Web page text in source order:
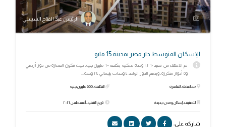
الرئيس عبد الفتاح السيسي
الإسكان المتوسط دار مصر بمدينة 15 مايو
تم الانتهاء من تنفيذ ١,٢٦٠ وحدة سكنية بتكلفة ٦٠٠ مليون جنيه، حيث تتكون العمارة من دور أرضي
و٥ أدوار متكررة، ويضم الدور الواحد ٤ وحدات بإجمالي ٢٤ وحدة...
محافظة: القاهرة
التصنيف: إسكان ومدن جديدة
التكلفة: 600 مليون جنيه
تاريخ التنفيذ: أغسطس ٢٠٢١
شاركه علي: